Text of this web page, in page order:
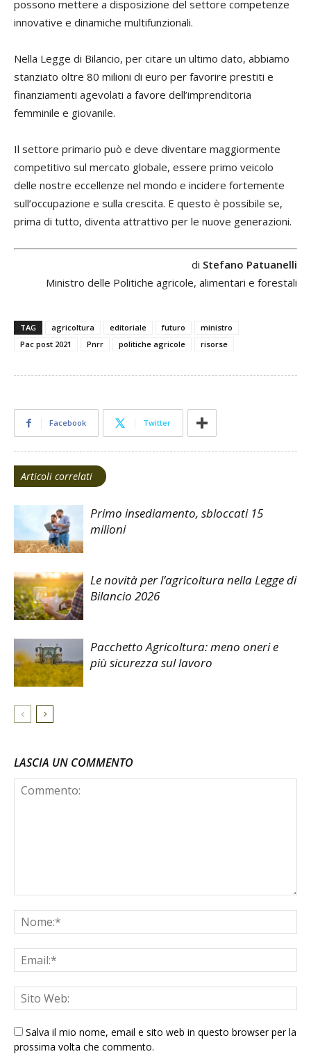
possono mettere a disposizione del settore competenze
innovative e dinamiche multifunzionali.
Nella Legge di Bilancio, per citare un ultimo dato, abbiamo
stanziato oltre 80 milioni di euro per favorire prestiti e
finanziamenti agevolati a favore dell’imprenditoria
femminile e giovanile.
Il settore primario può e deve diventare maggiormente
competitivo sul mercato globale, essere primo veicolo
delle nostre eccellenze nel mondo e incidere fortemente
sull’occupazione e sulla crescita. E questo è possibile se,
prima di tutto, diventa attrattivo per le nuove generazioni.
di Stefano Patuanelli
Ministro delle Politiche agricole, alimentari e forestali
TAG agricoltura editoriale futuro
ministro
Pac post 2021
Pnrr politiche agricole risorse
Facebook Twitter
Articoli correlati
Primo insediamento, sbloccati 15
milioni
Le novità per l’agricoltura nella Legge di
Bilancio 2026
Pacchetto Agricoltura: meno oneri e
più sicurezza sul lavoro
LASCIA UN COMMENTO
Salva il mio nome, email e sito web in questo browser per la
prossima volta che commento.